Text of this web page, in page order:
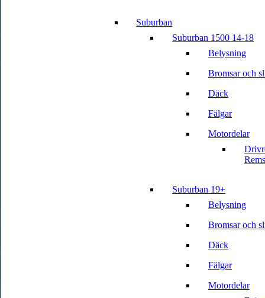
Suburban
Suburban 1500 14-18
Belysning
Bromsar och
Däck
Fälgar
Motordelar
Suburban 19+
Belysning
Bromsar och
Däck
Fälgar
Motordelar